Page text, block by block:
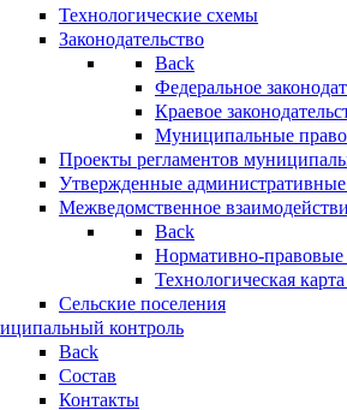
Технологические схемы
Законодательство
Back
Федеральное
Краевое
Муниципальные
Проекты регламентов
Утвержденные
Межведомственное
Back
Нормативно-правовые
Технологическая
Сельские поселения
контроль
Back
Состав
Контакты